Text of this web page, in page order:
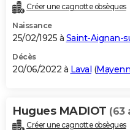
Créer une cagnotte obsèques
Naissance
25/02/1925 à Saint-Aignan-
Décès
20/06/2022 à Laval (
Hugues MADIOT (63
Créer une cagnotte obsèques